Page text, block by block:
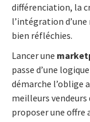
différenciation, la
l’intégration
bien réfléchies.
Lancer une
passe d’une
démarche l’oblige
meilleurs vendeurs
proposer une offre